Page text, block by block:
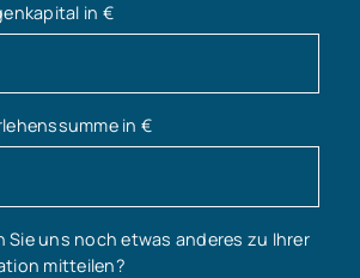
in €
in €
Sie uns noch etwas anderes zu Ihrer
mitteilen?